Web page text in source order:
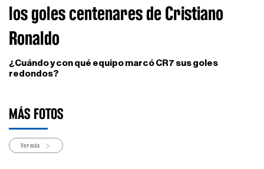
los goles centenares de Cristiano
Ronaldo
¿Cuándo y con qué equipo marcó CR7 sus goles
redondos?
MÁS FOTOS
Ver más